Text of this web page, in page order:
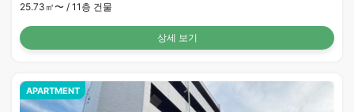
25.73㎡〜 / 11층 건물
상세 보기
APARTMENT